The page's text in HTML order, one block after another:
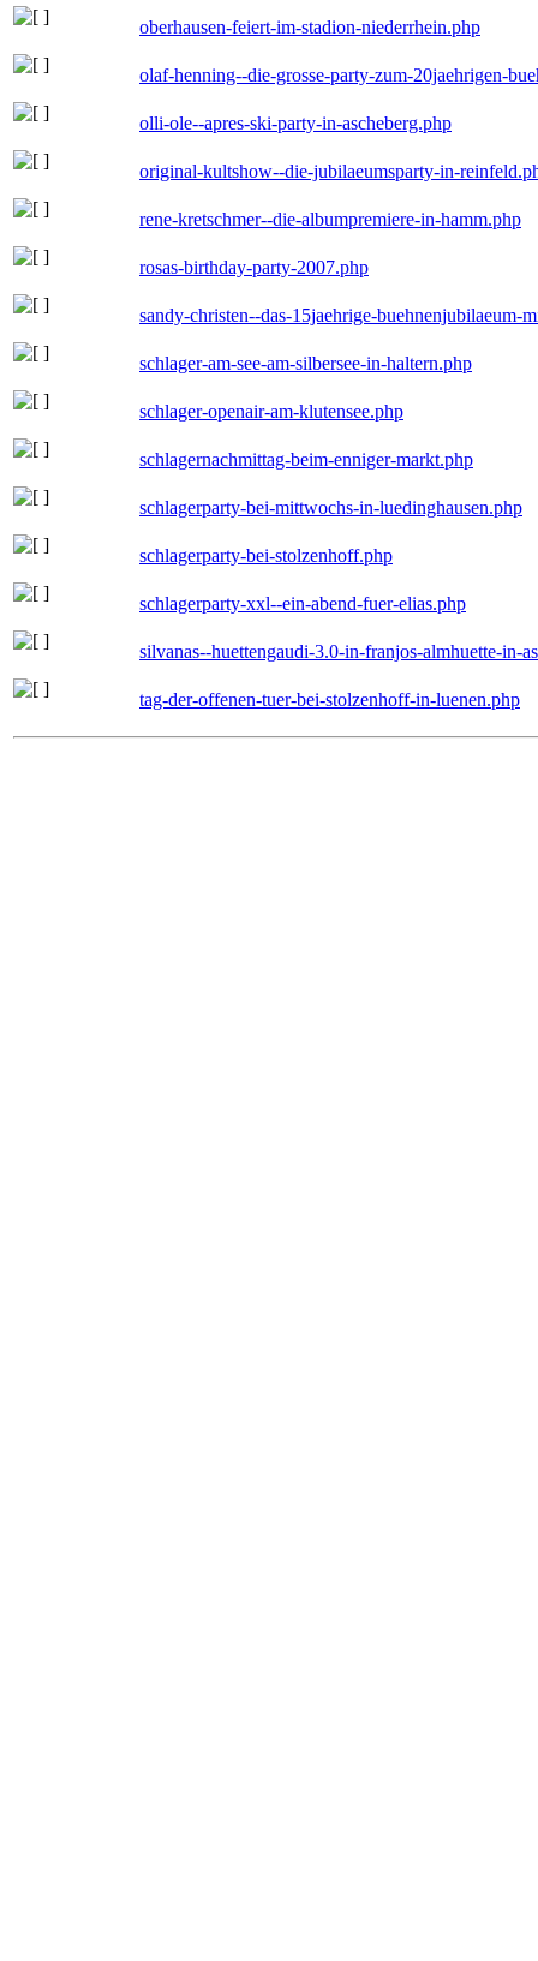
oberhausen-feiert-im-stadion-niederrhein.php
olaf-henning--die-grosse-party-zum-20jaehrigen-
olli-ole--apres-ski-party-in-ascheberg.php
original-kultshow--die-jubilaeumsparty-in-
rene-kretschmer--die-albumpremiere-in-hamm.php
rosas-birthday-party-2007.php
sandy-christen--das-15jaehrige-buehnenjubilaeum-
schlager-am-see-am-silbersee-in-haltern.php
schlager-openair-am-klutensee.php
schlagernachmittag-beim-enniger-markt.php
schlagerparty-bei-mittwochs-in-luedinghausen.php
schlagerparty-bei-stolzenhoff.php
schlagerparty-xxl--ein-abend-fuer-elias.php
silvanas--huettengaudi-3.0-in-franjos-almhuette-in-
tag-der-offenen-tuer-bei-stolzenhoff-in-luenen.php